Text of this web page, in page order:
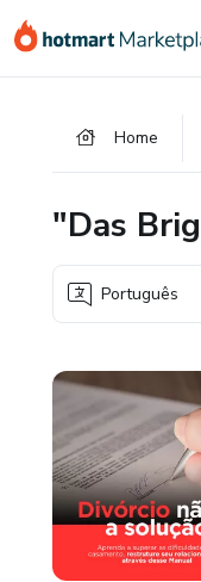
para
para
para
Home
"Das
Português